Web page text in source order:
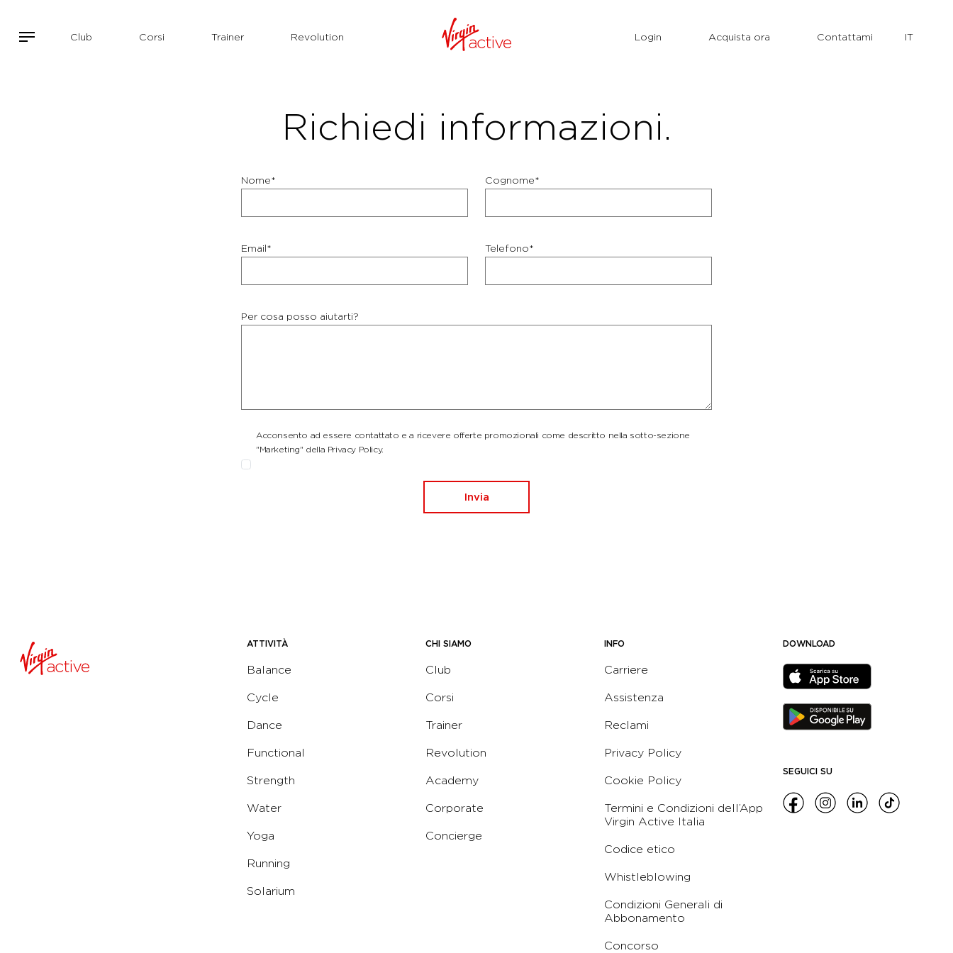
Club Corsi Trainer Revolution Login Acquista ora Contattami
Richiedi informazioni.
Nome* Cognome*
Email* Telefono*
Per cosa posso aiutarti?
Acconsento ad essere contattato e a ricevere offerte promozionali come descritto nella sotto-sezione
"Marketing" della Privacy Policy.
Invia
ATTIVITÀ
Balance
Cycle
Dance
Functional
Strength
Water
Yoga
Running
Solarium
CHI SIAMO
Club
Corsi
Trainer
Revolution
Academy
Corporate
Concierge
INFO
Carriere
Assistenza
Reclami
Privacy Policy
Cookie Policy
Termini e Condizioni dell’App
Virgin Active Italia
Codice etico
Whistleblowing
Condizioni Generali di
Abbonamento
Concorso
DOWNLOAD
SEGUICI SU